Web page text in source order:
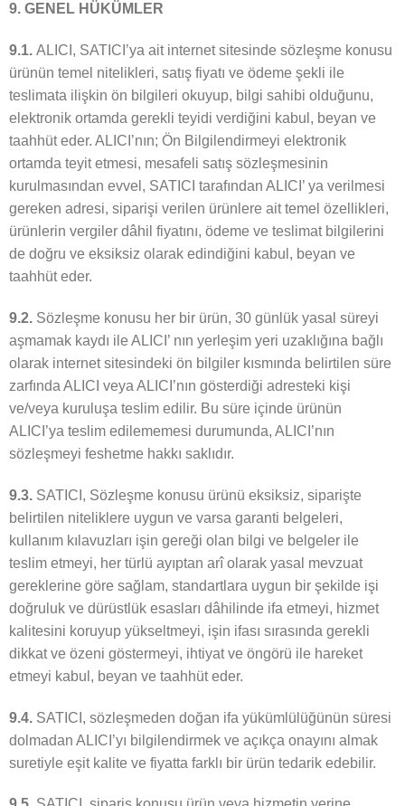
9. GENEL HÜKÜMLER
9.1.ALICI, SATICI’ya ait internet sitesinde sözleşme konusu
ürünün temel nitelikleri, satış fiyatı ve ödeme şekli ile
teslimata ilişkin ön bilgileri okuyup, bilgi sahibi olduğunu,
elektronik ortamda gerekli teyidi verdiğini kabul, beyan ve
taahhüt eder. ALICI’nın; Ön Bilgilendirmeyi elektronik
ortamda teyit etmesi, mesafeli satış sözleşmesinin
kurulmasından evvel, SATICI tarafından ALICI’ ya verilmesi
gereken adresi, siparişi verilen ürünlere ait temel özellikleri,
ürünlerin vergiler dâhil fiyatını, ödeme ve teslimat bilgilerini
de doğru ve eksiksiz olarak edindiğini kabul, beyan ve
taahhüt eder.
9.2.Sözleşme konusu her bir ürün, 30 günlük yasal süreyi
aşmamak kaydı ile ALICI’ nın yerleşim yeri uzaklığına bağlı
olarak internet sitesindeki ön bilgiler kısmında belirtilen süre
zarfında ALICI veya ALICI’nın gösterdiği adresteki kişi
ve/veya kuruluşa teslim edilir. Bu süre içinde ürünün
ALICI’ya teslim edilememesi durumunda, ALICI’nın
sözleşmeyi feshetme hakkı saklıdır.
9.3.SATICI, Sözleşme konusu ürünü eksiksiz, siparişte
belirtilen niteliklere uygun ve varsa garanti belgeleri,
kullanım kılavuzları işin gereği olan bilgi ve belgeler ile
teslim etmeyi, her türlü ayıptan arî olarak yasal mevzuat
gereklerine göre sağlam, standartlara uygun bir şekilde işi
doğruluk ve dürüstlük esasları dâhilinde ifa etmeyi, hizmet
kalitesini koruyup yükseltmeyi, işin ifası sırasında gerekli
dikkat ve özeni göstermeyi, ihtiyat ve öngörü ile hareket
etmeyi kabul, beyan ve taahhüt eder.
9.4.SATICI, sözleşmeden doğan ifa yükümlülüğünün süresi
dolmadan ALICI’yı bilgilendirmek ve açıkça onayını almak
suretiyle eşit kalite ve fiyatta farklı bir ürün tedarik edebilir.